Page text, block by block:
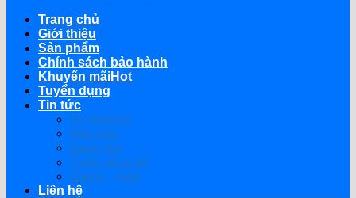
Trang chủ
Giới thiệu
Sản phẩm
Chính sách bảo hành
Khuyến mãi
Tuyển dụng
Tin tức
Thị trường
Mẹo hay
Đánh giá
Cuộc sống số
Game – App
Liên hệ